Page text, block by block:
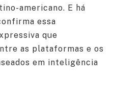
americano. E há
essa
que
as plataformas e os
em inteligência